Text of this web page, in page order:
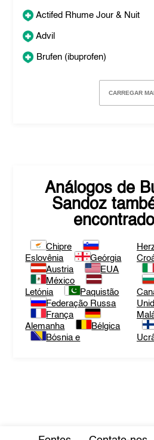
Actifed Rhume Jour & Nuit
Advil
Brufen (ibuprofen)
CARREGAR
Análogos de
Sandoz
Chipre
Eslovênia
Geórgia
Austria
EUA
México
Letónia
Paquistão
Federação Russa
França
Alemanha
Bélgica
Bósnia e